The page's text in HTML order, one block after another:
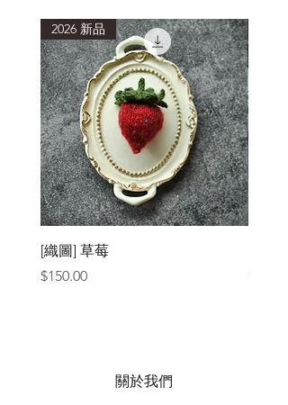
磨製成，因天然原木特性，每個木頭
紋理、孔隙、色澤深淺、重量、硬
度、打磨痕跡都不太一樣，不屬於產
品問題。無法接受買家因對木材的認
知不同(例如：怎麼與想像中的不一
樣?) 要求退換貨。
每付輪針皆為手工打磨，手工製品每
一支針外觀都會有些微差異。
產品已個別拍照並編號，以茲辨別，
若有些微差異，仍以實物為主，不能
依此為退換貨標準。
區隔，不影響實際使用功能，在標示
可以辨識的範圍，不提供退換貨。
依客人需求客製的商品(例如連接線
2026 新品
[織圖] 草莓
價格
$150.00
價格
關於我們